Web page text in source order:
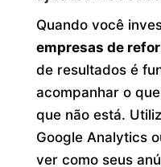
Quando você
empresas de
de resultados é
acompanhar o
que não está.
Google Analytics
ver como seus